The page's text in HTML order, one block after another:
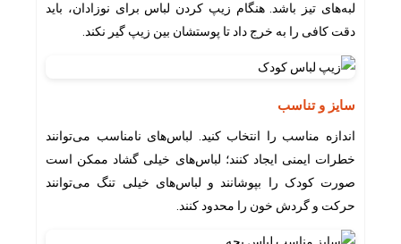
لبه‌های تیز باشد. هنگام زیپ کردن لباس برای نوزادان، باید
دقت کافی را به خرج داد تا پوستشان بین زیپ گیر نکند.
سایز و تناسب
اندازه مناسب را انتخاب کنید. لباس‌های نامناسب می‌توانند
خطرات ایمنی ایجاد کنند؛ لباس‌های خیلی گشاد ممکن است
صورت کودک را بپوشانند و لباس‌های خیلی تنگ می‌توانند
حرکت و گردش خون را محدود کنند.